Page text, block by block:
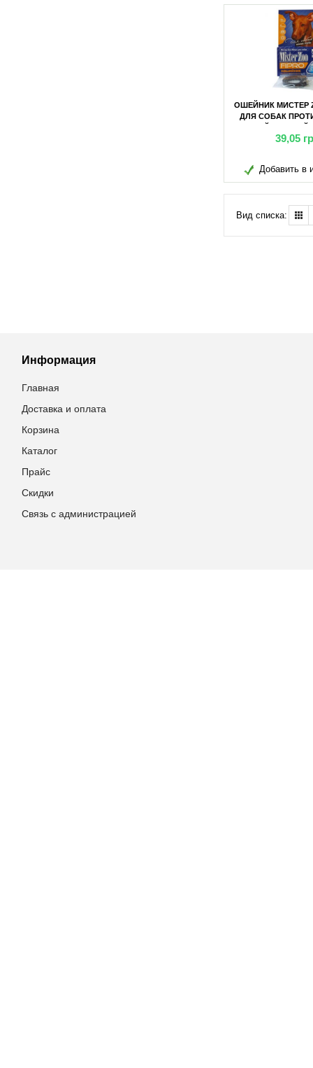
ОШЕЙНИК МИСТЕР
ДЛЯ СОБАК
39,05
Добавить в
Вид списка:
Информация
Главная
Доставка и оплата
Корзина
Каталог
Прайс
Скидки
Связь с администрацией